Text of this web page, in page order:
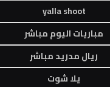
yalla shoot
مباريات اليوم مباشر
ريال مدريد مباشر
يلا شوت